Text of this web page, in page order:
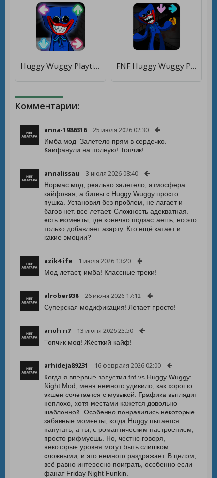
Huggy Wuggy Playtime FNF Mod [Много монет] FNF Huggy Wuggy Playtime Mod [Много монет]
Комментарии:
anna-1986316 25 июля 2026 02:30
Имба мод! Залетело прям в сердечко.
Кайфанули на полную! Топчик!
annalissau 3 июля 2026 08:40
Нормас мод, реально залетело, атмосфера
кайфовая, а битвы с Huggy Wuggy просто
пушка. Установил без проблем, не лагает и
багов нет, все летает. Сложность адекватная,
есть моменты, где конечно подзастаешь, но это
только добавляет азарту. Кто ещё катает и
какие эмоции?
azik4life 1 июля 2026 13:20
Мод летает, имба! Классные треки!
alrober938 26 июня 2026 17:12
Суперская модификация! Летает просто!
anohin7 13 июня 2026 23:50
Топчик мод! Жёсткий кайф!
arhideja89231 16 февраля 2026 02:00
Когда я впервые запустил fnf vs Huggy Wuggy:
Night Mod, меня немного удивило, как хорошо
экшен сочетается с музыкой. Графика выглядит
неплохо, хотя местами кажется довольно
шаблонной. Особенно понравились некоторые
забавные моменты, когда Huggy пытается
напугать, а ты, с романтическим настроением,
просто рифмуешь. Но, честно говоря,
некоторые уровня могут быть слишком
сложными, и это немного раздражает. В целом,
всё равно интересно поиграть, особенно если
фанат Friday Night Funkin.